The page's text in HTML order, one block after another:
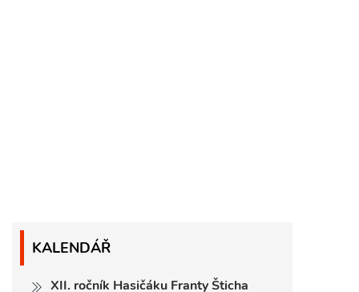
KALENDÁŘ
XII. ročník Hasičáku Franty Šticha